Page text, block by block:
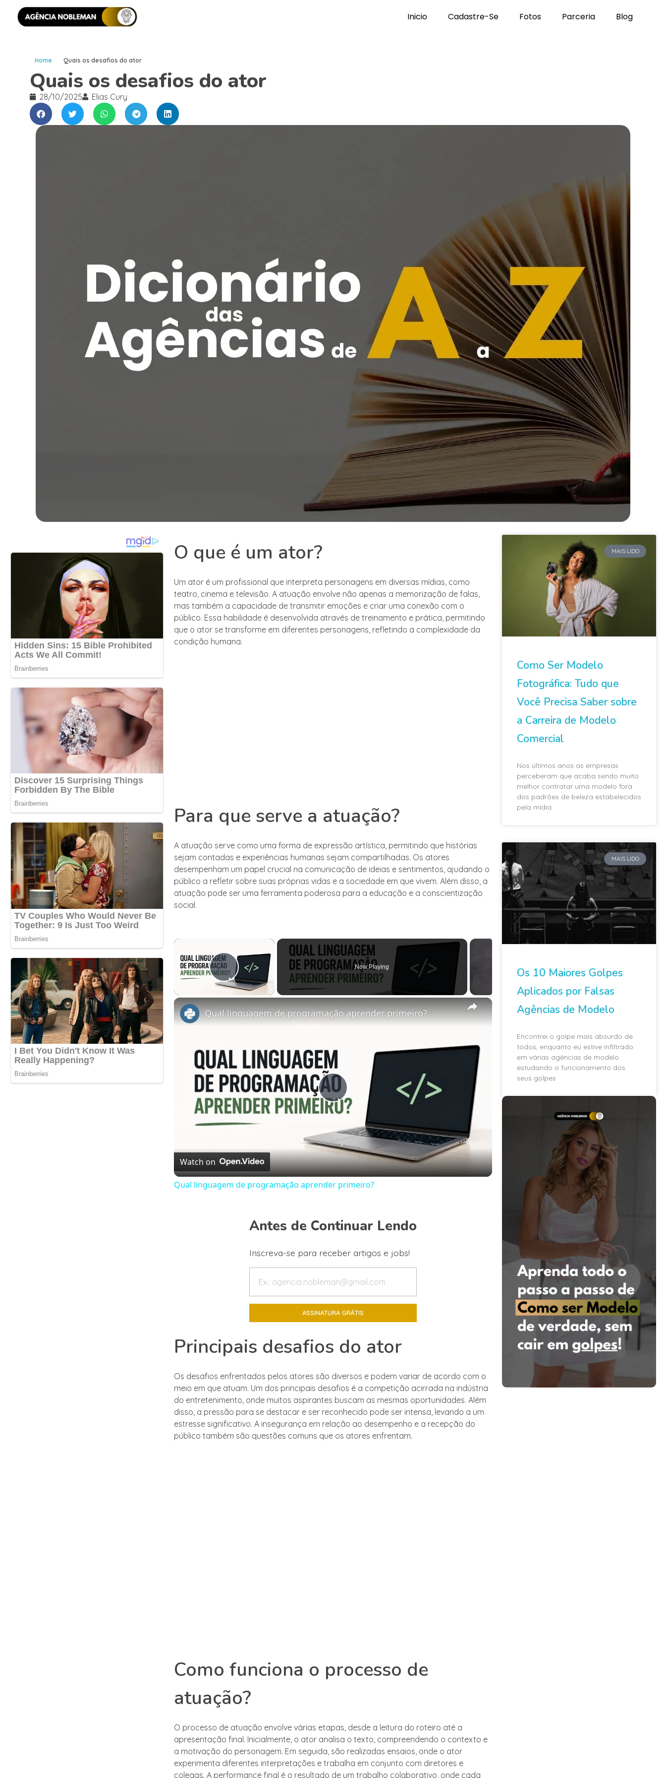
Inicio Cadastre-Se Fotos Parceria Blog
Home Quais os desafios do ator
Quais os desafios do ator
28/10/2025 Elias Cury
O que é um ator?
Um ator é um profissional que interpreta personagens em diversas mídias, como
teatro, cinema e televisão. A atuação envolve não apenas a memorização de falas,
mas também a capacidade de transmitir emoções e criar uma conexão com o
público. Essa habilidade é desenvolvida através de treinamento e prática, permitindo
que o ator se transforme em diferentes personagens, refletindo a complexidade da
condição humana.
Para que serve a atuação?
A atuação serve como uma forma de expressão artística, permitindo que histórias
sejam contadas e experiências humanas sejam compartilhadas. Os atores
desempenham um papel crucial na comunicação de ideias e sentimentos, ajudando o
público a refletir sobre suas próprias vidas e a sociedade em que vivem. Além disso, a
atuação pode ser uma ferramenta poderosa para a educação e a conscientização
social.
×
Play Video
Now Playing
×
Play
Video
Qual linguagem de programação aprender primeiro?
Watch on
Qual linguagem de programação aprender primeiro?
Antes de Continuar Lendo
Inscreva-se para receber artigos e jobs!
Principais desafios do ator
Os desafios enfrentados pelos atores são diversos e podem variar de acordo com o
meio em que atuam. Um dos principais desafios é a competição acirrada na indústria
do entretenimento, onde muitos aspirantes buscam as mesmas oportunidades. Além
disso, a pressão para se destacar e ser reconhecido pode ser intensa, levando a um
estresse significativo. A insegurança em relação ao desempenho e a recepção do
público também são questões comuns que os atores enfrentam.
Como funciona o processo de
atuação?
O processo de atuação envolve várias etapas, desde a leitura do roteiro até a
apresentação final. Inicialmente, o ator analisa o texto, compreendendo o contexto e
a motivação do personagem. Em seguida, são realizadas ensaios, onde o ator
experimenta diferentes interpretações e trabalha em conjunto com diretores e
colegas. A performance final é o resultado de um trabalho colaborativo, onde cada
MAIS LIDO
Como Ser Modelo
Fotográfica: Tudo que
Você Precisa Saber sobre
a Carreira de Modelo
Comercial
Nos últimos anos as empresas
perceberam que acaba sendo muito
melhor contratar uma modelo fora
dos padrões de beleza estabelecidos
pela mídia
MAIS LIDO
Os 10 Maiores Golpes
Aplicados por Falsas
Agências de Modelo
Encontrei o golpe mais absurdo de
todos, enquanto eu estive infiltrado
em várias agências de modelo
estudando o funcionamento dos
seus golpes